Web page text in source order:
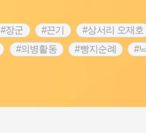
#장군 #끈기 #상서리 오재호
#의병활동 #빵지순례
#
#온라인 생활사박물관 #바